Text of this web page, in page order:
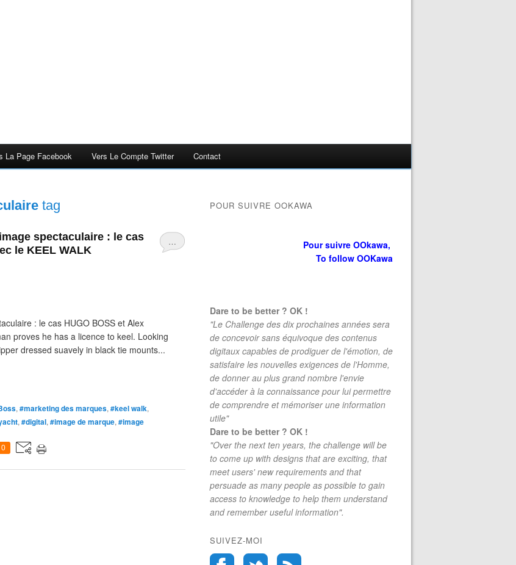
La Page Facebook Vers Le Compte Twitter Contact
tag
…
spectaculaire : le cas
le KEEL WALK
: le cas HUGO BOSS et Alex
proves he has a licence to keel. Looking
dressed suavely in black tie mounts...
, #marketing des marques, #keel walk,
, #digital, #image de marque, #image
0
POUR SUIVRE OOKAWA
Pour suivre OOkawa,
To follow OOKawa
Dare to be better ? OK !
"Le Challenge des dix prochaines années sera
de concevoir sans équivoque des contenus
digitaux capables de prodiguer de l'émotion, de
satisfaire les nouvelles exigences de l'Homme,
de donner au plus grand nombre l'envie
d'accéder à la connaissance pour lui permettre
de comprendre et mémoriser une information
utile"
Dare to be better ? OK !
"Over the next ten years, the challenge will be
to come up with designs that are exciting, that
meet users' new requirements and that
persuade as many people as possible to gain
access to knowledge to help them understand
and remember useful information".
SUIVEZ-MOI